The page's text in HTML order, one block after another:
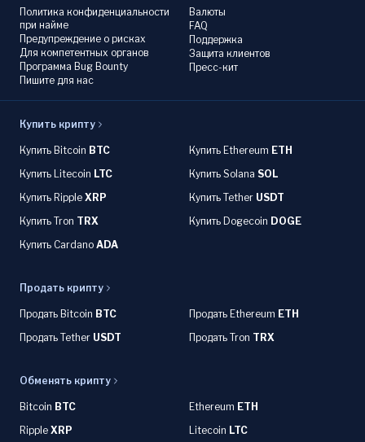
Политика конфиденциальности
при найме
Предупреждение о рисках
Для компетентных органов
Программа Bug Bounty
Пишите для нас
Валюты
FAQ
Поддержка
Защита клиентов
Пресс-кит
Купить крипту
Купить Bitcoin BTC Купить Ethereum ETH
Купить Litecoin LTC Купить Solana SOL
Купить Ripple XRP Купить Tether USDT
Купить Tron TRX Купить Dogecoin DOGE
Купить Cardano ADA
Продать крипту
Продать Bitcoin BTC Продать Ethereum ETH
Продать Tether USDT Продать Tron TRX
Обменять крипту
Bitcoin BTC Ethereum ETH
Ripple XRP Litecoin LTC